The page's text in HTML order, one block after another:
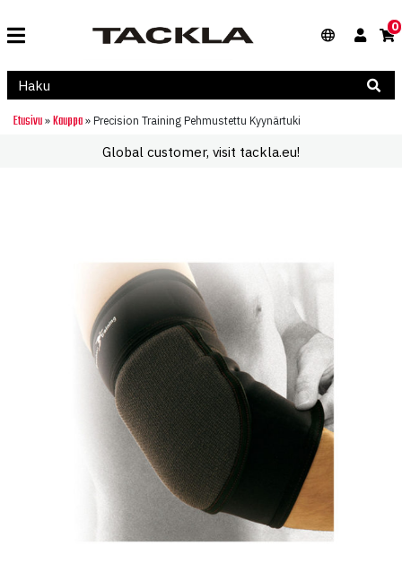
0
Etusivu » Kauppa » Precision Training Pehmustettu Kyynärtuki
Global customer, visit tackla.eu!